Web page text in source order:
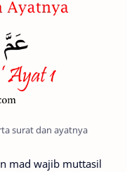
surat dan ayatnya
mad wajib muttasil